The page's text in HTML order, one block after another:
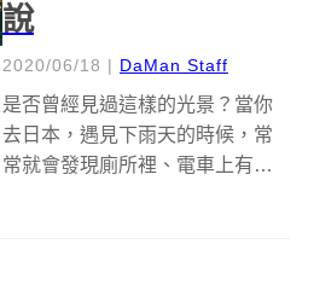
說
2020/06/18 | DaMan Staff
是否曾經見過這樣的光景？當你
去日本，遇見下雨天的時候，常
常就會發現廁所裡、電車上有許